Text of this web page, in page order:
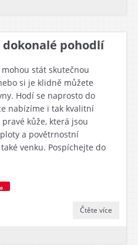
pohodlí
stát skutečnou
si je klidně můžete
Hodí se naprosto do
nabízíme i tak kvalitní
kůže, která jsou
a povětrnostní
venku. Pospíchejte do
Čtěte více